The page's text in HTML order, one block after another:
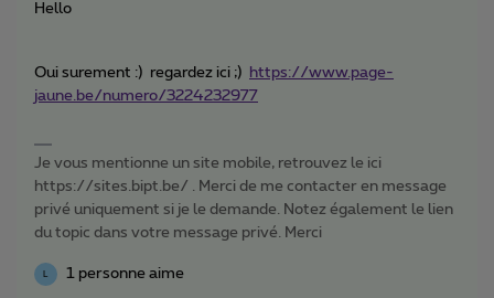
Hello
Oui surement :) regardez ici ;)
https://www.page-
jaune.be/numero/3224232977
Je vous mentionne un site mobile, retrouvez le ici
https://sites.bipt.be/ . Merci de me contacter en message
privé uniquement si je le demande. Notez également le lien
du topic dans votre message privé. Merci
1 personne aime